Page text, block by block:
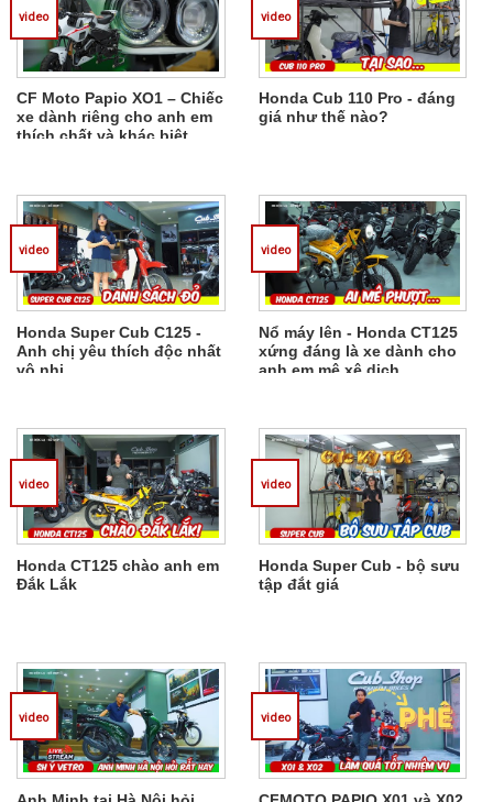
CF Moto Papio XO1 – Chiếc
xe dành riêng cho anh em
thích chất và khác biệt
video
Honda Cub 110 Pro - đáng
giá như thế nào?
video
Honda Super Cub C125 -
Anh chị yêu thích độc nhất
vô nhị
video
Nổ máy lên - Honda CT125
xứng đáng là xe dành cho
anh em mê xê dịch
video
Honda CT125 chào anh em
Đắk Lắk
video
Honda Super Cub - bộ sưu
tập đắt giá
video
video video